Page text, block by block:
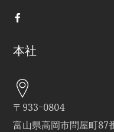
本社
〒933ｰ0804
富山県高岡市問屋町87